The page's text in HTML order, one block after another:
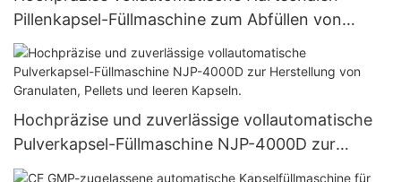
Pillenkapsel-Füllmaschine zum Abfüllen von
Pulver-Granulat-Pellet NJP-3000D
Hochpräzise und zuverlässige vollautomatische
Pulverkapsel-Füllmaschine NJP-4000D zur
Herstellung von Granulaten, Pellets und leeren